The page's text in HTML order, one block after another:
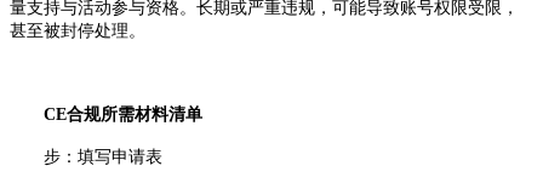
量支持与活动参与资格。长期或严重违规，可能导致账号权限受限，
甚至被封停处理。
CE合规所需材料清单
步：填写申请表